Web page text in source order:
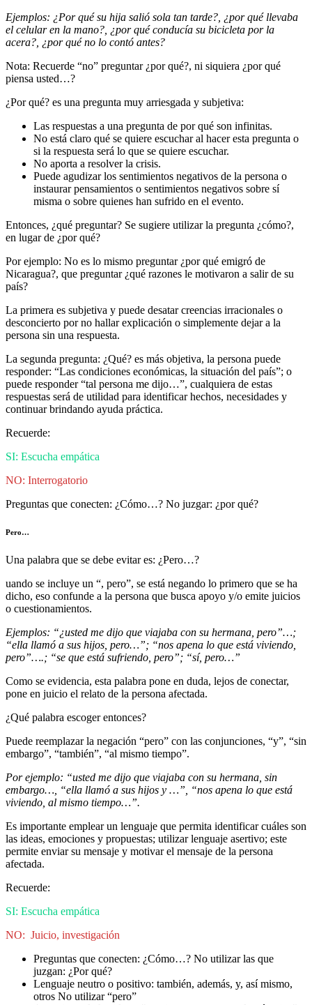
Ejemplos: ¿Por qué su hija salió sola tan tarde?, ¿por qué llevaba
el celular en la mano?, ¿por qué conducía su bicicleta por la
acera?, ¿por qué no lo contó antes?
Nota: Recuerde “no” preguntar ¿por qué?, ni siquiera ¿por qué
piensa usted…?
¿Por qué? es una pregunta muy arriesgada y subjetiva:
Las respuestas a una pregunta de por qué son infinitas.
No está claro qué se quiere escuchar al hacer esta pregunta o
si la respuesta será lo que se quiere escuchar.
No aporta a resolver la crisis.
Puede agudizar los sentimientos negativos de la persona o
instaurar pensamientos o sentimientos negativos sobre sí
misma o sobre quienes han sufrido en el evento.
Entonces, ¿qué preguntar? Se sugiere utilizar la pregunta ¿cómo?,
en lugar de ¿por qué?
Por ejemplo: No es lo mismo preguntar ¿por qué emigró de
Nicaragua?, que preguntar ¿qué razones le motivaron a salir de su
país?
La primera es subjetiva y puede desatar creencias irracionales o
desconcierto por no hallar explicación o simplemente dejar a la
persona sin una respuesta.
La segunda pregunta: ¿Qué? es más objetiva, la persona puede
responder: “Las condiciones económicas, la situación del país”; o
puede responder “tal persona me dijo…”, cualquiera de estas
respuestas será de utilidad para identificar hechos, necesidades y
continuar brindando ayuda práctica.
Recuerde:
SI: Escucha empática
NO: Interrogatorio
Preguntas que conecten: ¿Cómo…? No juzgar: ¿por qué?
Pero…
Una palabra que se debe evitar es: ¿Pero…?
uando se incluye un “, pero”, se está negando lo primero que se ha
dicho, eso confunde a la persona que busca apoyo y/o emite juicios
o cuestionamientos.
Ejemplos: “¿usted me dijo que viajaba con su hermana, pero”…;
“ella llamó a sus hijos, pero…”; “nos apena lo que está viviendo,
pero”….; “se que está sufriendo, pero”; “sí, pero…”
Como se evidencia, esta palabra pone en duda, lejos de conectar,
pone en juicio el relato de la persona afectada.
¿Qué palabra escoger entonces?
Puede reemplazar la negación “pero” con las conjunciones, “y”, “sin
embargo”, “también”, “al mismo tiempo”.
Por ejemplo: “usted me dijo que viajaba con su hermana, sin
embargo…, “ella llamó a sus hijos y …”, “nos apena lo que está
viviendo, al mismo tiempo…”.
Es importante emplear un lenguaje que permita identificar cuáles son
las ideas, emociones y propuestas; utilizar lenguaje asertivo; este
permite enviar su mensaje y motivar el mensaje de la persona
afectada.
Recuerde:
SI: Escucha empática
NO: Juicio, investigación
Preguntas que conecten: ¿Cómo…? No utilizar las que
juzgan: ¿Por qué?
Lenguaje neutro o positivo: también, además, y, así mismo,
otros No utilizar “pero”